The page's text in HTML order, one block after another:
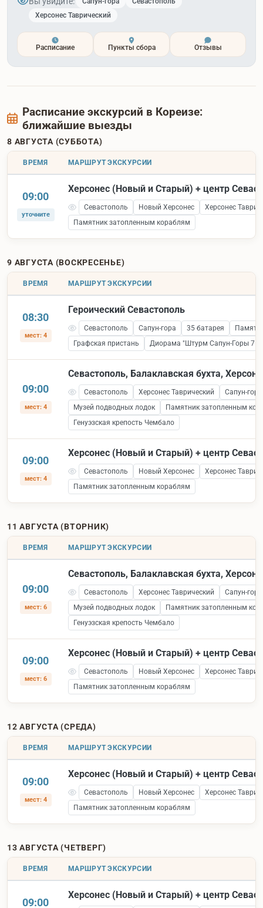
Херсонес Таврический
Расписание Пункты сбора Отзывы
Расписание экскурсий в Кореизе:
ближайшие выезды
8 АВГУСТА (СУББОТА)
ВРЕМЯ МАРШРУТ ЭКСКУРСИИ
09:00
уточните
Херсонес (Новый и Старый) + центр
Севастополь Новый Херсонес
Херсонес
Памятник затопленным кораблям
9 АВГУСТА (ВОСКРЕСЕНЬЕ)
ВРЕМЯ МАРШРУТ ЭКСКУРСИИ
08:30
мест: 4
Героический Севастополь
Севастополь Сапун-гора 35 батарея
Графская пристань
Диорама "Штурм Сапун-Горы 7
09:00
мест: 4
Севастополь, Балаклавская бухта,
Севастополь Херсонес Таврический
Сапун-гора
Музей подводных лодок
Памятник затопленным
Генуэзская крепость Чембало
09:00
мест: 4
Херсонес (Новый и Старый) + центр
Севастополь Новый Херсонес
Херсонес
Памятник затопленным кораблям
11 АВГУСТА (ВТОРНИК)
ВРЕМЯ МАРШРУТ ЭКСКУРСИИ
09:00
мест: 6
Севастополь, Балаклавская бухта,
Севастополь Херсонес Таврический
Сапун-гора
Музей подводных лодок
Памятник затопленным
Генуэзская крепость Чембало
09:00
мест: 6
Херсонес (Новый и Старый) + центр
Севастополь Новый Херсонес
Херсонес
Памятник затопленным кораблям
12 АВГУСТА (СРЕДА)
ВРЕМЯ МАРШРУТ ЭКСКУРСИИ
09:00
мест: 4
Херсонес (Новый и Старый) + центр
Севастополь Новый Херсонес
Херсонес
Памятник затопленным кораблям
13 АВГУСТА (ЧЕТВЕРГ)
ВРЕМЯ МАРШРУТ ЭКСКУРСИИ
09:00
Херсонес (Новый и Старый) + центр